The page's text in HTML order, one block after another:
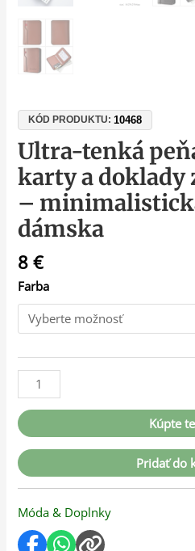
KÓD PRODUKTU:10468
Ultra-tenká
karty a doklady
–
dámska
8€
Farba
Kúpte
Pridať do
Móda & Doplnky